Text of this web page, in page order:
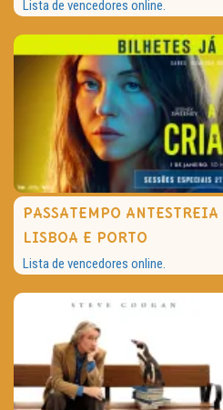
Lista de vencedores online.
PASSATEMPO
LISBOA E PORTO
Lista de vencedores online.